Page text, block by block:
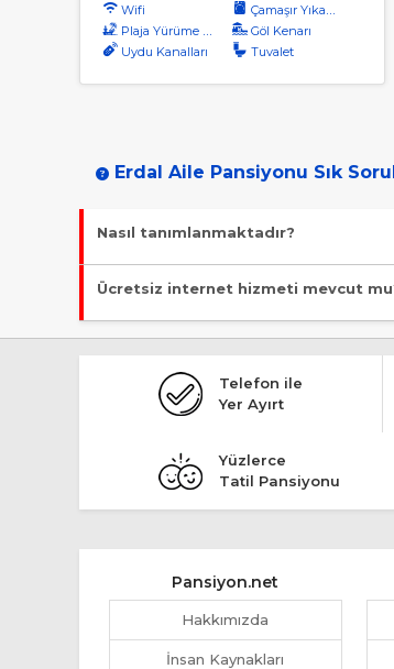
Wifi
Çamaşır Yıkama
Plaja Yürüme Mesafesi
Göl Kenarı
Uydu Kanalları
Tuvalet
Erdal Aile Pansiyonu Sık
Nasıl tanımlanmaktadır?
Tesis Pansiyon statüsündedir. Öne çıkan
Ücretsiz internet hizmeti mevcut
Malesef, ücretsiz internet hizmeti
Telefon ile
Yer Ayırt
Yüzlerce
Tatil Pansiyonu
Pansiyon.net
Hakkımızda
İnsan Kaynakları